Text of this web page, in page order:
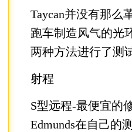
Taycan并没有那么
跑车制造风气的光
两种方法进行了测
射程
S型远程-最便宜的
Edmunds在自己的